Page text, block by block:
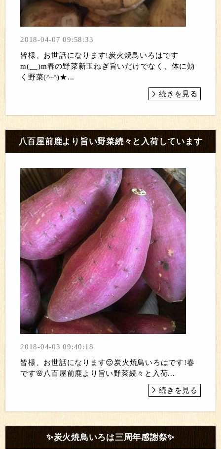
2018-04-07 09:58:33
皆様、お世話になります!炭火焼鳥いろはです
m(__)m春の野菜新玉ねぎ旨いだけでなく、体に効
く野菜(^-^)★...
続きを見る
八百屋前鹿より旨い野菜続々と入荷しています
2018-04-03 09:40:18
皆様、お世話になります😌炭火焼鳥いろはです!春
です🌸八百屋前鹿より旨い野菜続々と入荷...
続きを見る
✨炭火焼鳥いろは三周年感謝祭✨